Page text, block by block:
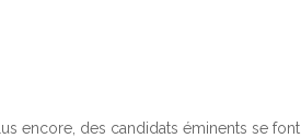
encore, des candidats éminents se font